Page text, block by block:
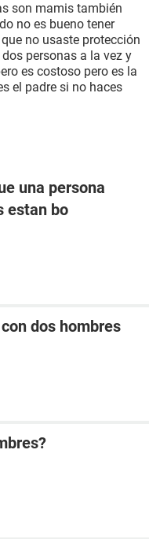
son mamis también
no es bueno tener
no usaste protección
personas a la vez y
es costoso pero es la
el padre si no haces
una persona
estan bo
dos hombres